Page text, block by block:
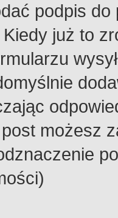
podpis
Kiedy już to
możesz